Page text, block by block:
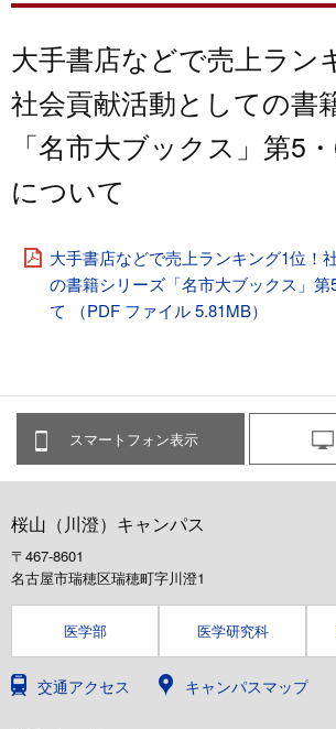
大手書店などで売上ラン
社会貢献活動としての書
「名市大ブックス」第5
について
大手書店などで売上ランキング1位！
の書籍シリーズ「名市大ブックス」
て （PDF ファイル 5.81MB）
スマートフォン表示
桜山（川澄）キャンパス
〒467-8601
名古屋市瑞穂区瑞穂町字川澄1
医学部 医学研究科
交通アクセス キャンパスマップ